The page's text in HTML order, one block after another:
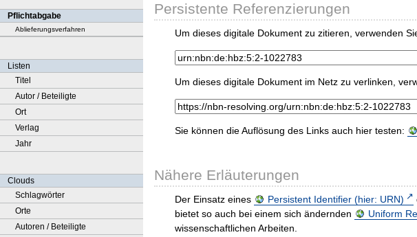
Pflichtabgabe
Ablieferungsverfahren
Listen
Titel
Autor / Beteiligte
Ort
Verlag
Jahr
Clouds
Schlagwörter
Orte
Autoren / Beteiligte
Persistente Referenzierungen
Um dieses digitale Dokument zu zitieren, verwenden
Um dieses digitale Dokument im Netz zu verlinken,
Sie können die Auflösung des Links auch hier testen:
Nähere Erläuterungen
Der Einsatz eines Persistent Identifier (hier: URN)
bietet so auch bei einem sich ändernden
Uniform
wissenschaftlichen Arbeiten.